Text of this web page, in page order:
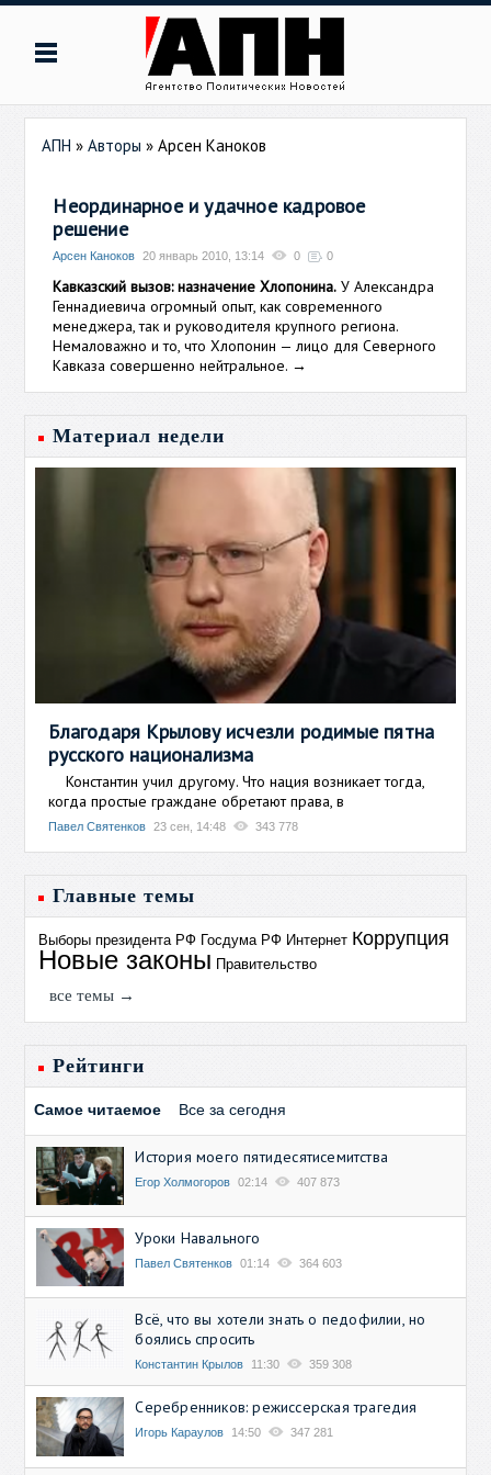
АПН »Авторы »Арсен Каноков
Неординарное и удачное кадровое
решение
Арсен Каноков 20 январь 2010, 13:14 0 0
Кавказский вызов: назначение Хлопонина. У Александра
Геннадиевича огромный опыт, как современного
менеджера, так и руководителя крупного региона.
Немаловажно и то, что Хлопонин — лицо для Северного
Кавказа совершенно нейтральное. →
Материал недели
Благодаря Крылову исчезли родимые пятна
русского национализма
Константин учил другому. Что нация возникает тогда,
когда простые граждане обретают права, в
Павел Святенков 23 сен, 14:48 343 778
Главные темы
Выборы президента РФ Госдума РФ Интернет Коррупция
Новые законы Правительство
все темы →
Рейтинги
Самое читаемое Все за сегодня
История моего пятидесятисемитства
Егор Холмогоров 02:14 407 873
Уроки Навального
Павел Святенков 01:14 364 603
Всё, что вы хотели знать о педофилии, но
боялись спросить
Константин Крылов 11:30 359 308
Серебренников: режиссерская трагедия
Игорь Караулов 14:50 347 281